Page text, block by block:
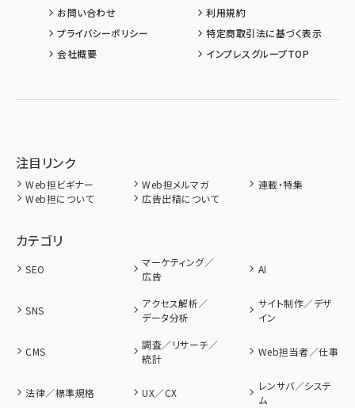
お問い合わせ
利用規約
プライバシーポリシー
特定商取引法に基づく表示
会社概要
インプレスグループTOP
注目リンク
Web担ビギナー Web担メルマガ
連載・特集
Web担について
広告出稿について
カテゴリ
SEO
マーケティング／
広告
AI
SNS
アクセス解析／
データ分析
サイト制作／デザ
イン
CMS
調査／リサーチ／
統計
Web担当者／仕事
法律／標準規格 UX／CX
レンサバ／システ
ム